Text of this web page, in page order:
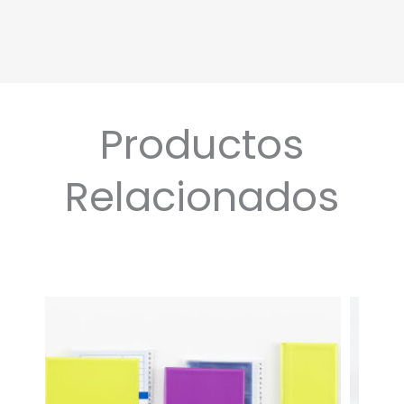
Productos
Relacionados